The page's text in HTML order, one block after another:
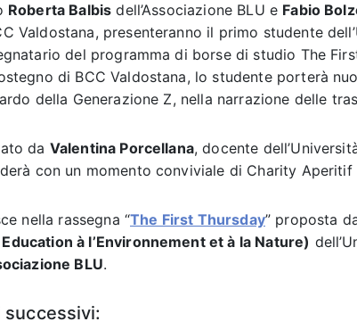
Roberta Balbis dell’Associazione BLU e Fabio
Valdostana, presenteranno il primo studente
del programma di borse di studio The
di BCC Valdostana, lo studente porterà
della Generazione Z, nella narrazione delle
da Valentina Porcellana, docente
con un momento conviviale di Charity
nella rassegna “The First Thursday” proposta
à l’Environnement et à la Nature)
BLU.
successivi: